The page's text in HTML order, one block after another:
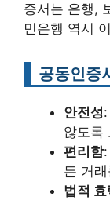
증서는 은행,
민은행 역시
공동인증
안전성
않도록
편리함:
든 거
법적 효